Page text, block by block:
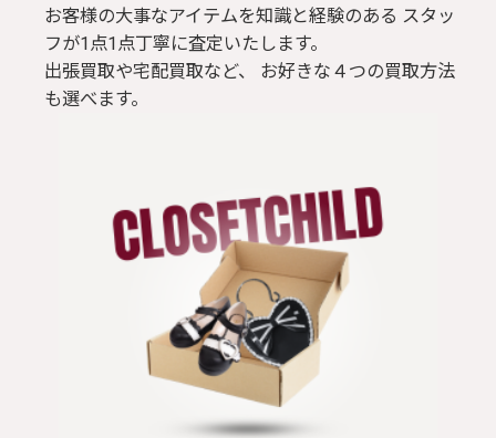
お客様の大事なアイテムを知識と経験のある スタッ
フが1点1点丁寧に査定いたします。
出張買取や宅配買取など、 お好きな４つの買取方法
も選べます。